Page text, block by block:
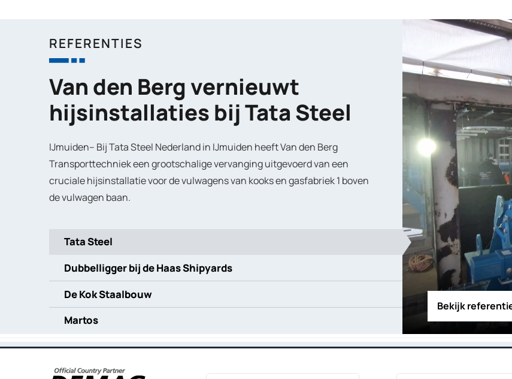
Tata Steel
Dubbelligger bij de Haas Shipyards
De Kok Staalbouw
Martos
REFERENTIES
Van den Berg vernieuwt
hijsinstallaties bij Tata Steel
IJmuiden– Bij Tata Steel Nederland in IJmuiden heeft Van den Berg
Transporttechniek een grootschalige vervanging uitgevoerd van een
cruciale hijsinstallatie voor de vulwagens van kooks en gasfabriek 1 boven
de vulwagen baan.
Bekijk